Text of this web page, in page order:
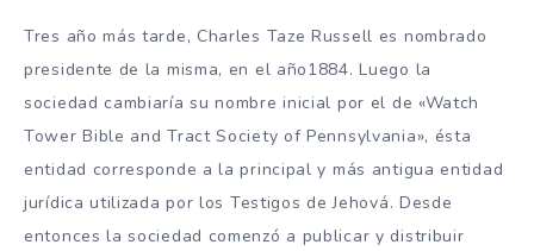
Tres año más tarde, Charles Taze Russell es nombrado
presidente de la misma, en el año1884. Luego la
sociedad cambiaría su nombre inicial por el de «Watch
Tower Bible and Tract Society of Pennsylvania», ésta
entidad corresponde a la principal y más antigua entidad
jurídica utilizada por los Testigos de Jehová. Desde
entonces la sociedad comenzó a publicar y distribuir